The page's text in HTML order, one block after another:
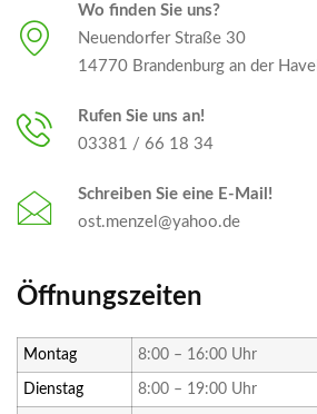
Wo finden Sie uns?
Neuendorfer Straße 30
14770 Brandenburg an der Havel
Rufen Sie uns an!
03381 / 66 18 34
Schreiben Sie eine E-Mail!
ost.menzel @yahoo.de
Öffnungszeiten
Montag 8:00 – 16:00 Uhr
Dienstag 8:00 – 19:00 Uhr